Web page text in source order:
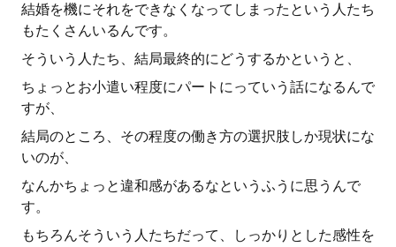
結婚を機にそれをできなくなってしまったという人たち
もたくさんいるんです。
そういう人たち、結局最終的にどうするかというと、
ちょっとお小遣い程度にパートにっていう話になるんで
すが、
結局のところ、その程度の働き方の選択肢しか現状にな
いのが、
なんかちょっと違和感があるなというふうに思うんで
す。
もちろんそういう人たちだって、しっかりとした感性を